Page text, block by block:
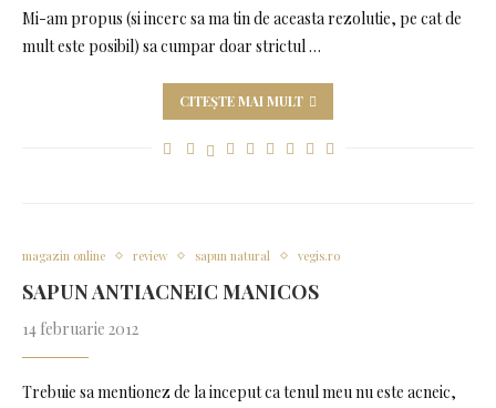
Mi-am propus (si incerc sa ma tin de aceasta rezolutie, pe cat de
mult este posibil) sa cumpar doar strictul …
CITEȘTE MAI MULT
magazin online review sapun natural vegis.ro
SAPUN ANTIACNEIC MANICOS
14 februarie 2012
Trebuie sa mentionez de la inceput ca tenul meu nu este acneic,